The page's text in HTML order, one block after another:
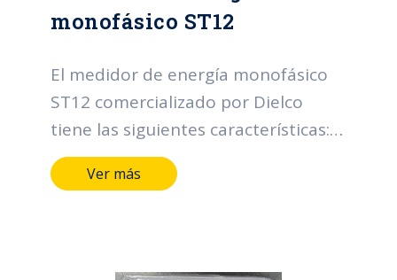
monofásico ST12
El medidor de energía monofásico
ST12 comercializado por Dielco
tiene las siguientes características:
Caja de policarbonato IP52 Bajo
consumo de energía Medición de
de operación: 120V Corriente: 5(60)
Ver más